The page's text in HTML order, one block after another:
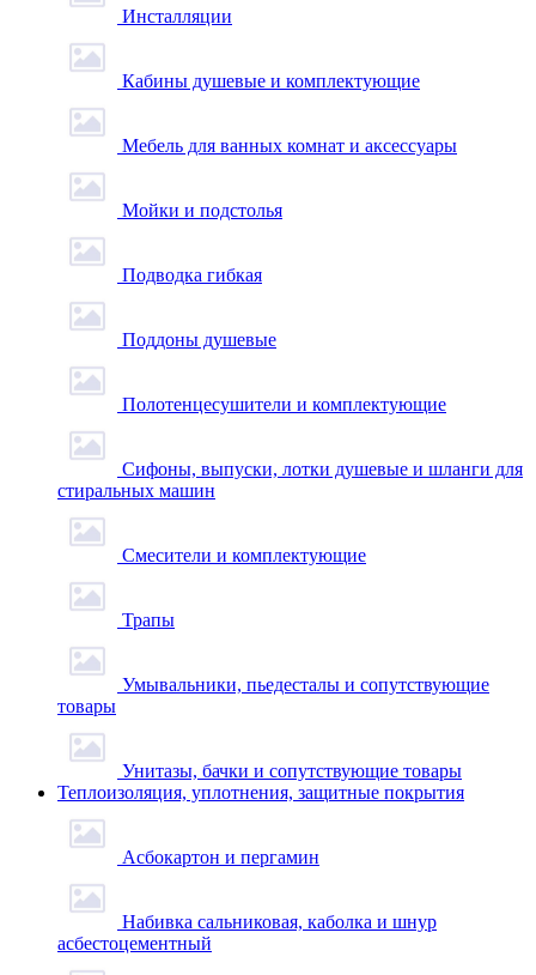
Инсталляции
Кабины душевые и комплектующие
Мебель для ванных комнат и аксессуары
Мойки и подстолья
Подводка гибкая
Поддоны душевые
Полотенцесушители и комплектующие
Сифоны, выпуски, лотки душевые и шланги для
стиральных машин
Смесители и комплектующие
Трапы
Умывальники, пьедесталы и сопутствующие
товары
Унитазы, бачки и сопутствующие товары
Теплоизоляция, уплотнения, защитные покрытия
Асбокартон и пергамин
Набивка сальниковая, каболка и шнур
асбестоцементный